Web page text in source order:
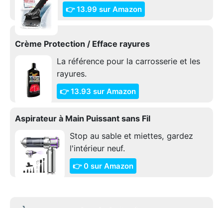
👉 13.99 sur Amazon
Crème Protection / Efface rayures
La référence pour la carrosserie et les
rayures.
👉 13.93 sur Amazon
Aspirateur à Main Puissant sans Fil
Stop au sable et miettes, gardez
l'intérieur neuf.
👉 0 sur Amazon